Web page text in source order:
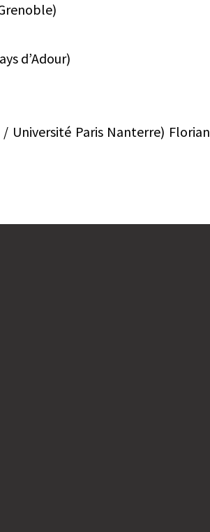
d’Adour)
Université Paris Nanterre) Florian